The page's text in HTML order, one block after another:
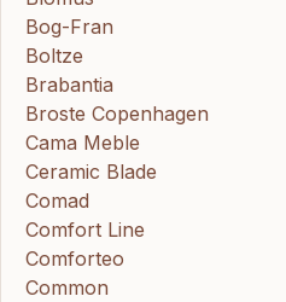
Bog-Fran
Boltze
Brabantia
Broste Copenhagen
Cama Meble
Ceramic Blade
Comad
Comfort Line
Comforteo
Common